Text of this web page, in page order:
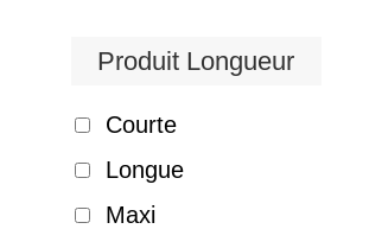
Produit Longueur
Courte
Longue
Maxi